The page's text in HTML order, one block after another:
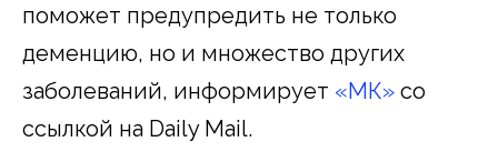
поможет предупредить не только
деменцию, но и множество других
заболеваний, информирует «МК» со
ссылкой на Daily Mail.